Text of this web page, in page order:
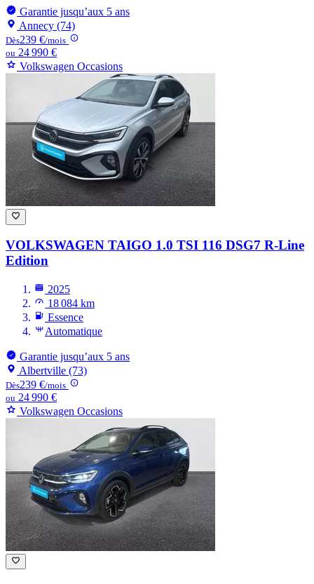
Garantie jusqu’aux 5 ans
Annecy (74)
Dès239 €/mois
ou 24 990 €
Volkswagen Occasions
VOLKSWAGEN TAIGO 1.0 TSI 116 DSG7 R-Line
Edition
2025
18 084 km
Essence
Automatique
Garantie jusqu’aux 5 ans
Albertville (73)
Dès239 €/mois
ou 24 990 €
Volkswagen Occasions